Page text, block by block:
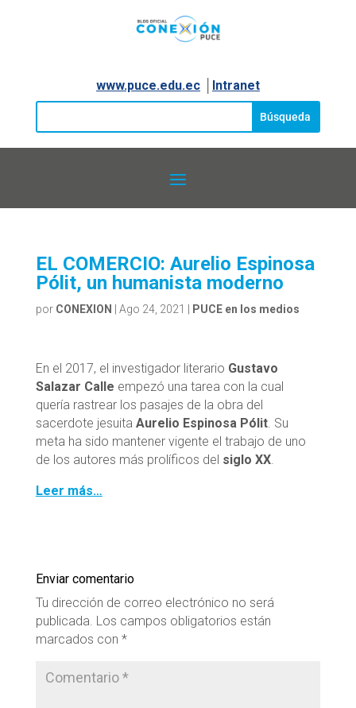
www.puce.edu.ec│ Intranet
EL COMERCIO: Aurelio Espinosa
Pólit, un humanista moderno
por CONEXION Ago 24, 2021 PUCE en los medios
En el 2017, el investigador literario Gustavo
Salazar Calle empezó una tarea con la cual
quería rastrear los pasajes de la obra del
sacerdote jesuita Aurelio Espinosa Pólit. Su
meta ha sido mantener vigente el trabajo de uno
de los autores más prolíficos del siglo XX.
Leer más…
Enviar comentario
Tu dirección de correo electrónico no será
publicada. Los campos obligatorios están
marcados con *